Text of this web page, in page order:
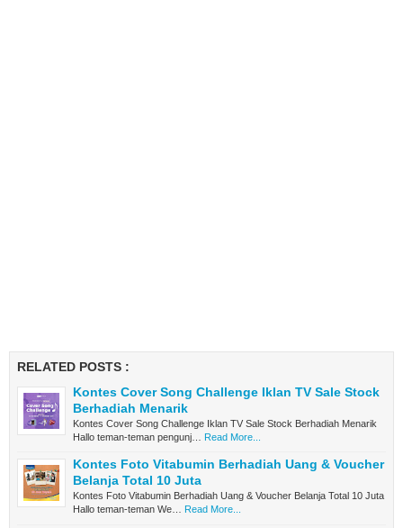
RELATED POSTS :
Kontes Cover Song Challenge Iklan TV Sale Stock
Berhadiah Menarik
Kontes Cover Song Challenge Iklan TV Sale Stock Berhadiah Menarik
Hallo teman-teman pengunj…
Read More...
Kontes Foto Vitabumin Berhadiah Uang & Voucher
Belanja Total 10 Juta
Kontes Foto Vitabumin Berhadiah Uang & Voucher Belanja Total 10 Juta
Hallo teman-teman We… Read More...